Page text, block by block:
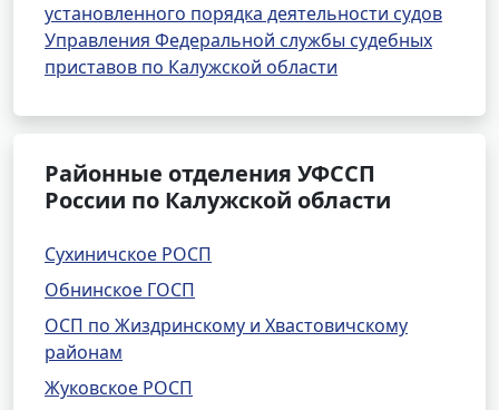
установленного порядка деятельности судов
Управления Федеральной службы судебных
приставов по Калужской области
Районные отделения УФССП
России по Калужской области
Сухиничское РОСП
Обнинское ГОСП
ОСП по Жиздринскому и Хвастовичскому
районам
Жуковское РОСП